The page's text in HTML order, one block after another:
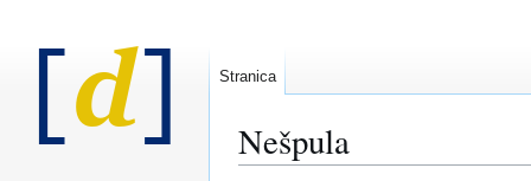
Nešpula
Stranica